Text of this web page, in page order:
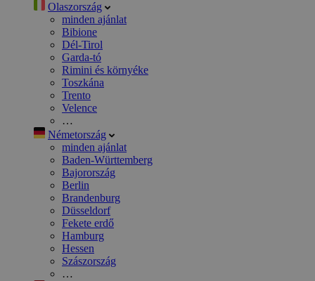
Olaszország
minden ajánlat
Bibione
Dél-Tirol
Garda-tó
Rimini és környéke
Toszkána
Trento
Velence
…
Németország
minden ajánlat
Baden-Württemberg
Bajorország
Berlin
Brandenburg
Düsseldorf
Fekete erdő
Hamburg
Hessen
Szászország
…